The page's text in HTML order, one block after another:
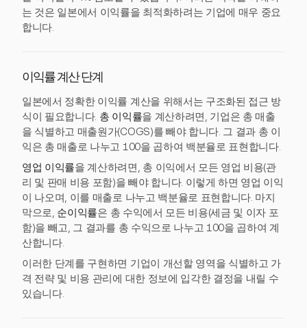
는 것은 일본에서 이익률을 최적화하려는 기업에 매우 중요
합니다.
이익률 계산 단계
일본에서 정확한 이익률 계산을 위해서는 구조화된 접근 방
식이 필요합니다. 총 이익률을 계산하려면, 기업은 총 매출
을 식별하고 매출원가(COGS)를 빼야 합니다. 그 결과 총 이
익은 총 매출로 나누고 100을 곱하여 백분율로 표현합니다.
영업 이익률을 계산하려면, 총 이익에서 모든 영업 비용(관
리 및 판매 비용 포함)을 빼야 합니다. 이렇게 하면 영업 이익
이 나오며, 이를 매출로 나누고 백분율로 표현합니다. 마지
막으로, 순이익률은 총 수익에서 모든 비용(세금 및 이자 포
함)을 빼고, 그 결과를 총 수익으로 나누고 100을 곱하여 계
산합니다.
이러한 단계를 구현하면 기업이 개선할 영역을 식별하고 가
격 전략 및 비용 관리에 대한 정보에 입각한 결정을 내릴 수
있습니다.